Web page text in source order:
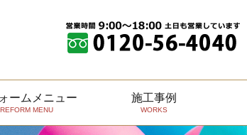
ームメニュー
REFORM MENU
施工事例
WORKS